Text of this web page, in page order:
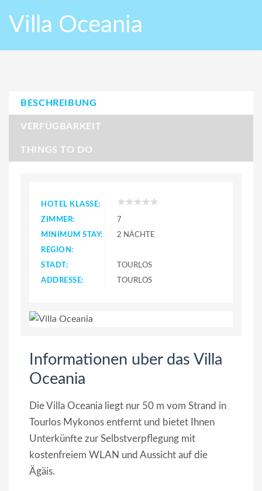
Villa Oceania
BESCHREIBUNG
VERFÜGBARKEIT
THINGS TO DO
HOTEL KLASSE:
ZIMMER:
7
MINIMUM STAY:
2 NÄCHTE
REGION:
STADT:
TOURLOS
ADDRESSE:
TOURLOS
Informationen uber das Villa
Oceania
Die Villa Oceania liegt nur 50 m vom Strand in
Tourlos Mykonos entfernt und bietet Ihnen
Unterkünfte zur Selbstverpflegung mit
kostenfreiem WLAN und Aussicht auf die
Ägäis.